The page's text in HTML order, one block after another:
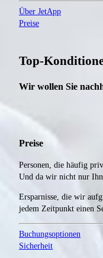
Über JetApp
Preise
Top-
Wir wollen Sie
Preise
Personen, die häufig
Und da wir nicht nur
Ersparnisse, die wir
jedem Zeitpunkt einen
Buchungsoptionen
Sicherheit